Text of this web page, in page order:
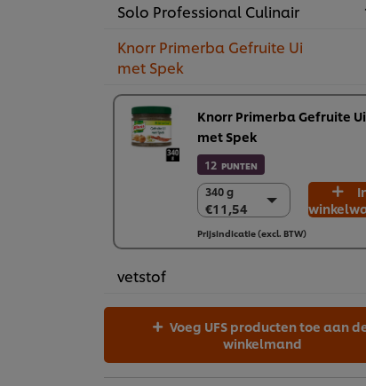
Solo Professional Culinair
Knorr Primerba Gefruite Ui
met Spek
Knorr Primerba Gefruite Ui
met Spek
12 PUNTEN
340 g
€11,54
340 g
€11,54
2 x 340 g
€23,09
Prijsindicatie (excl. BTW)
vetstof
winkelmand